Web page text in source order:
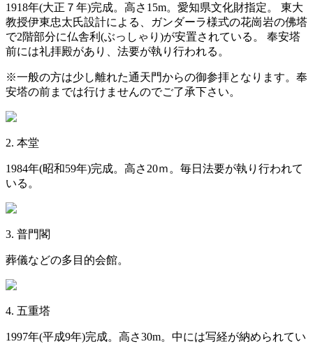
1918年(大正７年)完成。高さ15m。愛知県文化財指定。 東大
教授伊東忠太氏設計による、ガンダーラ様式の花崗岩の佛塔
で2階部分に仏舎利(ぶっしゃり)が安置されている。 奉安塔
前には礼拝殿があり、法要が執り行われる。
※一般の方は少し離れた通天門からの御参拝となります。奉
安塔の前までは行けませんのでご了承下さい。
2. 本堂
1984年(昭和59年)完成。高さ20ｍ。毎日法要が執り行われて
いる。
3. 普門閣
葬儀などの多目的会館。
4. 五重塔
1997年(平成9年)完成。高さ30m。中には写経が納められてい